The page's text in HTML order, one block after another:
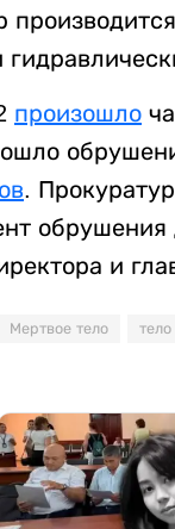
произошло
.
обрушения
и
Мертвое тело тело